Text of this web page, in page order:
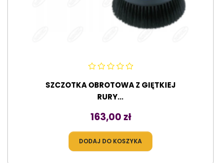
SZCZOTKA OBROTOWA Z GIĘTKIEJ
RURY...
Cena
163,00 zł
DODAJ DO KOSZYKA